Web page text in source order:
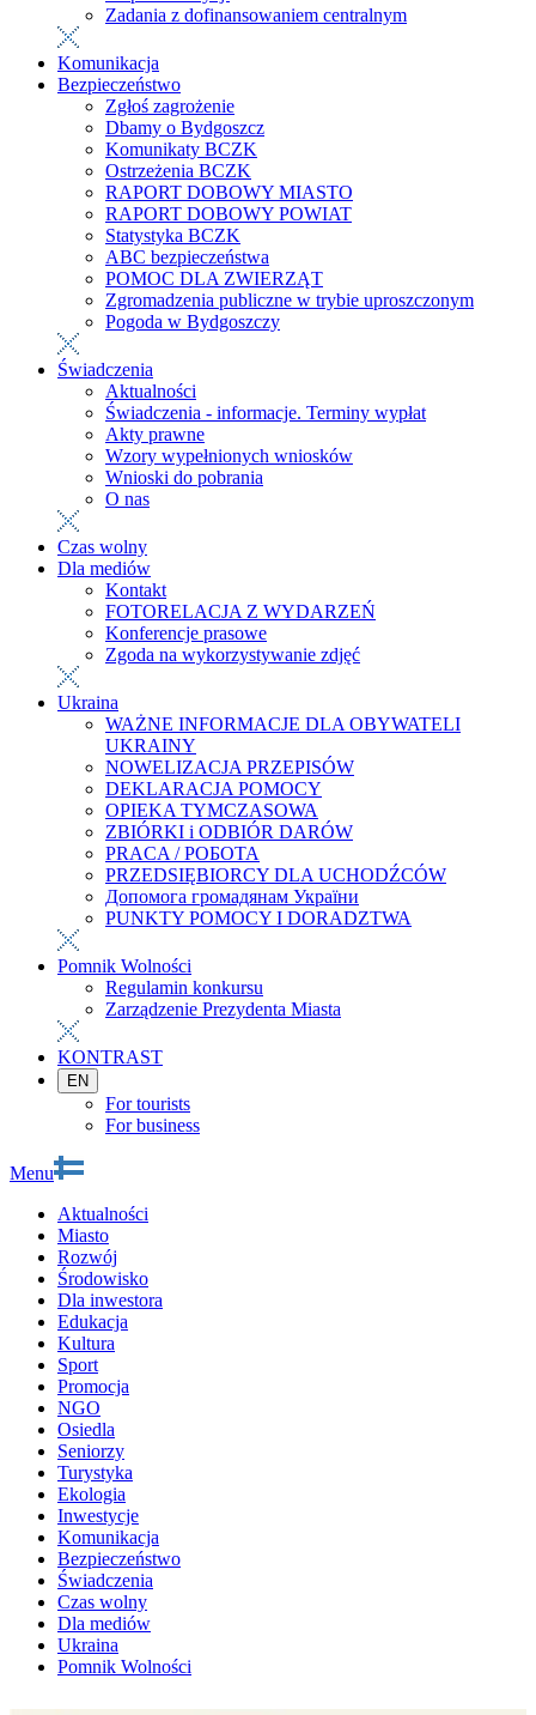
Zadania z dofinansowaniem centralnym
Komunikacja
Bezpieczeństwo
Zgłoś zagrożenie
Dbamy o Bydgoszcz
Komunikaty BCZK
Ostrzeżenia BCZK
RAPORT DOBOWY MIASTO
RAPORT DOBOWY POWIAT
Statystyka BCZK
ABC bezpieczeństwa
POMOC DLA ZWIERZĄT
Zgromadzenia publiczne w trybie uproszczonym
Pogoda w Bydgoszczy
Świadczenia
Aktualności
Świadczenia - informacje. Terminy wypłat
Akty prawne
Wzory wypełnionych wniosków
Wnioski do pobrania
O nas
Czas wolny
Dla mediów
Kontakt
FOTORELACJA Z WYDARZEŃ
Konferencje prasowe
Zgoda na wykorzystywanie zdjęć
Ukraina
WAŻNE INFORMACJE DLA OBYWATELI
UKRAINY
NOWELIZACJA PRZEPISÓW
DEKLARACJA POMOCY
OPIEKA TYMCZASOWA
ZBIÓRKI i ODBIÓR DARÓW
PRACA / РОБОТА
PRZEDSIĘBIORCY DLA UCHODŹCÓW
Допомога громадянам України
PUNKTY POMOCY I DORADZTWA
Pomnik Wolności
Regulamin konkursu
Zarządzenie Prezydenta Miasta
KONTRAST
EN
For tourists
For business
Menu
Aktualności
Miasto
Rozwój
Środowisko
Dla inwestora
Edukacja
Kultura
Sport
Promocja
NGO
Osiedla
Seniorzy
Turystyka
Ekologia
Inwestycje
Komunikacja
Bezpieczeństwo
Świadczenia
Czas wolny
Dla mediów
Ukraina
Pomnik Wolności